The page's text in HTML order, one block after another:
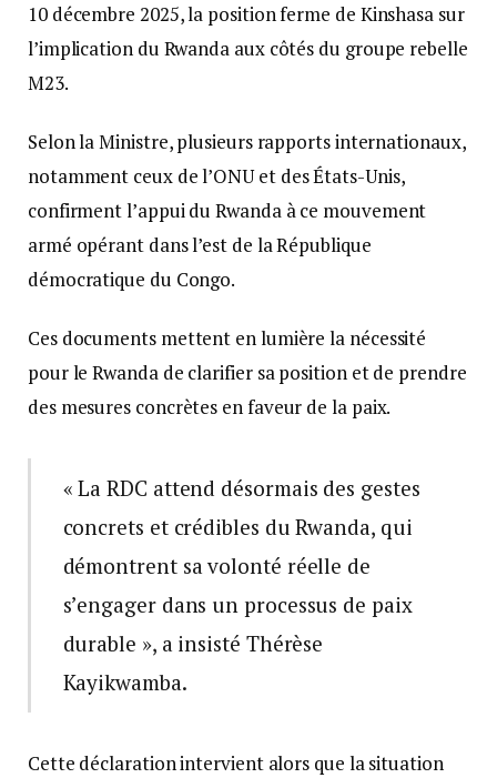
10 décembre 2025, la position ferme de Kinshasa sur
l’implication du Rwanda aux côtés du groupe rebelle
M23.
Selon la Ministre, plusieurs rapports internationaux,
notamment ceux de l’ONU et des États-Unis,
confirment l’appui du Rwanda à ce mouvement
armé opérant dans l’est de la République
démocratique du Congo.
Ces documents mettent en lumière la nécessité
pour le Rwanda de clarifier sa position et de prendre
des mesures concrètes en faveur de la paix.
« La RDC attend désormais des gestes
concrets et crédibles du Rwanda, qui
démontrent sa volonté réelle de
s’engager dans un processus de paix
durable », a insisté Thérèse
Kayikwamba.
Cette déclaration intervient alors que la situation